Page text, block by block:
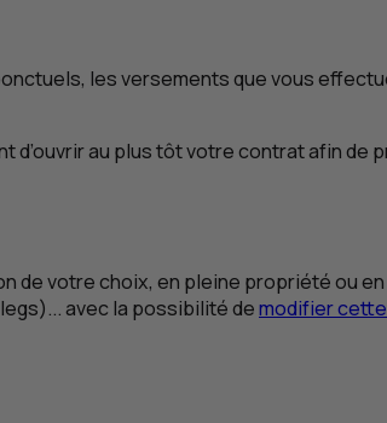
les versements que vous
au plus tôt votre contrat afin de
votre choix, en pleine propriété ou
avec la possibilité demodifier